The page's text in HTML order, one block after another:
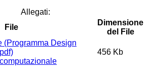
Allegati:
File
Dimensione
del File
456 Kb